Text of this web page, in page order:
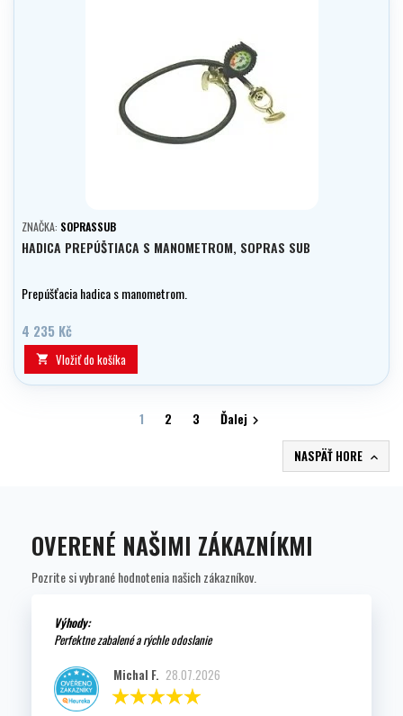
ZNAČKA: SOPRASSUB
HADICA PREPÚŠTIACA S MANOMETROM, SOPRAS SUB
Prepúšťacia hadica s manometrom.
4 235 Kč
 Vložiť do košíka
1 2 3 Ďalej 
NASPÄŤ HORE 
OVERENÉ NAŠIMI ZÁKAZNÍKMI
Pozrite si vybrané hodnotenia našich zákazníkov.
Výhody:
Perfektne zabalené a rýchle odoslanie
Michal F. 28.07.2026